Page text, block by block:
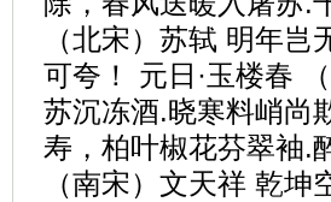
（北宋）苏轼 明年
可夸！ 元日·玉楼春
苏沉冻酒.晓寒料峭尚
寿，柏叶椒花芬翠袖.
（南宋）文天祥 乾